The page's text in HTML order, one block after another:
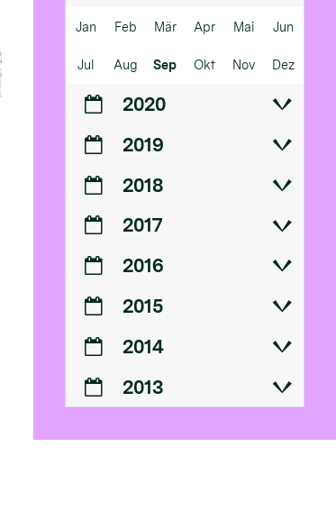
Jan Feb Mär Apr Mai Jun
Jul Aug Sep Okt Nov Dez
2020
2019
2018
2017
2016
2015
2014
2013